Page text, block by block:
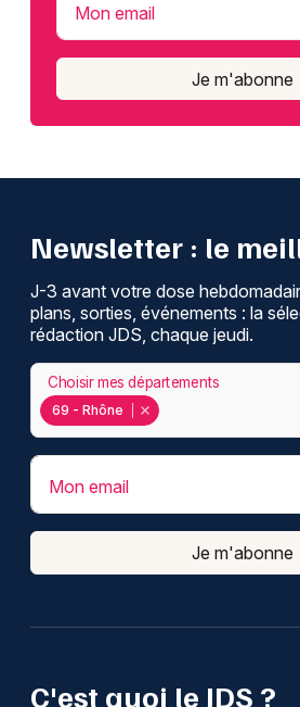
Mon email
Je m'abonne
C'est quoi le JDS ?
Newsletter : le
J-3 avant votre dose
plans, sorties, événements : la
rédaction JDS, chaque jeudi.
69 - Rhône
Choisir mes départements
Mon email
Je m'abonne